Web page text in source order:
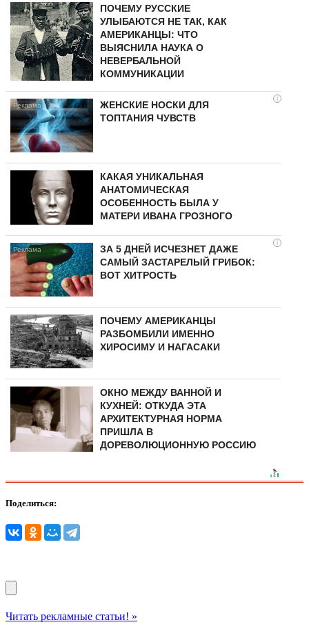
ПОЧЕМУ РУССКИЕ
УЛЫБАЮТСЯ НЕ ТАК, КАК
АМЕРИКАНЦЫ: ЧТО
ВЫЯСНИЛА НАУКА О
НЕВЕРБАЛЬНОЙ
КОММУНИКАЦИИ
i
ЖЕНСКИЕ НОСКИ ДЛЯ
ТОПТАНИЯ ЧУВСТВ
КАКАЯ УНИКАЛЬНАЯ
АНАТОМИЧЕСКАЯ
ОСОБЕННОСТЬ БЫЛА У
МАТЕРИ ИВАНА ГРОЗНОГО
i
ЗА 5 ДНЕЙ ИСЧЕЗНЕТ ДАЖЕ
САМЫЙ ЗАСТАРЕЛЫЙ ГРИБОК:
ВОТ ХИТРОСТЬ
ПОЧЕМУ АМЕРИКАНЦЫ
РАЗБОМБИЛИ ИМЕННО
ХИРОСИМУ И НАГАСАКИ
ОКНО МЕЖДУ ВАННОЙ И
КУХНЕЙ: ОТКУДА ЭТА
АРХИТЕКТУРНАЯ НОРМА
ПРИШЛА В
ДОРЕВОЛЮЦИОННУЮ РОССИЮ
Поделиться:
Читать рекламные статьи! »